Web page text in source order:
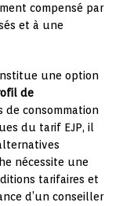
compensé par
et à une
une option
de
de consommation
du tarif EJP, il
nécessite une
tarifaires et
d’un conseiller